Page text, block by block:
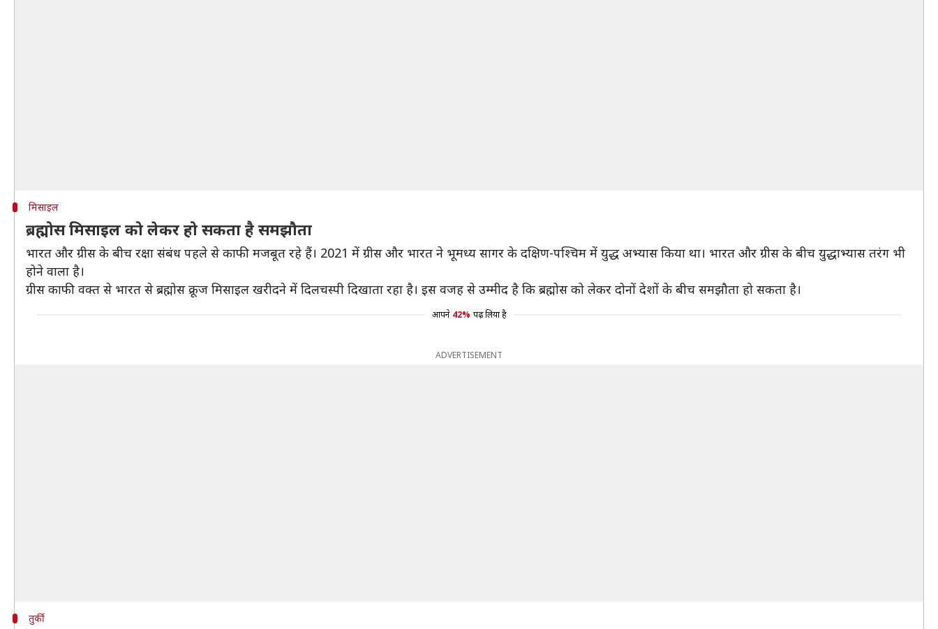
मिसाइल
ब्रह्मोस मिसाइल को लेकर हो सकता है समझौता
भारत और ग्रीस के बीच रक्षा संबंध पहले से काफी मजबूत रहे हैं। 2021 में ग्रीस और भारत ने भूमध्य सागर के दक्षिण-पश्चिम में युद्ध अभ्यास किया था। भारत और ग्रीस के बीच युद्धाभ्यास तरंग भी
होने वाला है।
ग्रीस काफी वक्त से भारत से ब्रह्मोस क्रूज मिसाइल खरीदने में दिलचस्पी दिखाता रहा है। इस वजह से उम्मीद है कि ब्रह्मोस को लेकर दोनों देशों के बीच समझौता हो सकता है।
आपने 42% पढ़ लिया है
ADVERTISEMENT
तुर्की